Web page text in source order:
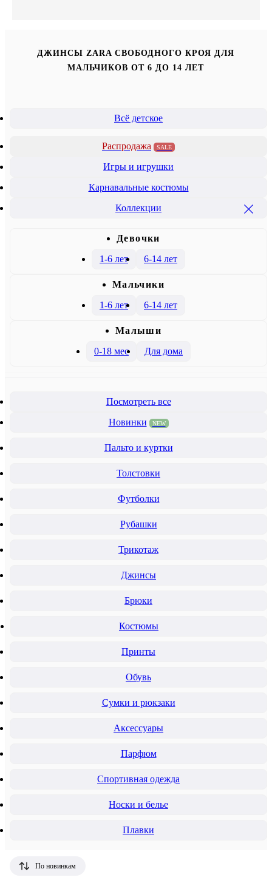
ДЖИНСЫ ZARA СВОБОДНОГО КРОЯ ДЛЯ
МАЛЬЧИКОВ ОТ 6 ДО 14 ЛЕТ
Всё детское
Распродажа SALE
Игры и игрушки
Карнавальные костюмы
Коллекции
Девочки
1-6 лет
6-14 лет
Mальчики
1-6 лет
6-14 лет
Малыши
0-18 мес
Для дома
Посмотреть все
Новинки
NEW
Пальто и куртки
Толстовки
Футболки
Рубашки
Трикотаж
Джинсы
Брюки
Костюмы
Принты
Обувь
Сумки и рюкзаки
Аксессуары
Парфюм
Спортивная одежда
Носки и белье
Плавки
По новинкам